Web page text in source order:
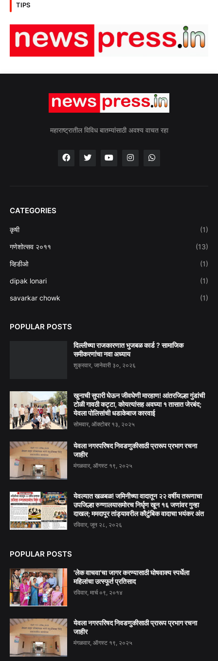
TIPS
महाराष्ट्रातील विविध बातम्यांसाठी अवश्य वाचत रहा
CATEGORIES
कृषी (1)
गणेशोत्सव २०११ (13)
व्हिडीओ (1)
dipak lonari (1)
savarkar chowk (1)
POPULAR POSTS
दिल्लीच्या राजकारणात भुजबळ कार्ड ? सामाजिक
समीकरणांचा नवा अध्याय
शुक्रवार, जानेवारी ३०, २०२६
खुनाची सुपारी घेऊन जीवघेणी मारहाण! आंतरजिल्हा गुंडांची
टोळी गावठी कट्टा, कोयत्यांसह अवघ्या १ तासात जेरबंद;
येवला पोलिसांची धडाकेबाज कारवाई
सोमवार, ऑक्टोबर १३, २०२५
येवला नगरपरिषद निवडणुकीसाठी प्रारूप प्रभाग रचना
जाहीर
मंगळवार, ऑगस्ट १९, २०२५
येवल्यात खळबळ! जमिनीच्या वादातून २२ वर्षीय तरूणाचा
उपजिल्हा रुग्णालयासमोरच निर्घृण खून १६ जणांवर गुन्हा
दाखल; ममदापूर तांड्यावरील कौटुंबिक वादाचा भयंकर अंत
रविवार, जून २८, २०२६
POPULAR POSTS
'लेक वाचवा'चा जागर करण्यासाठी घोषवाक्य स्पर्धेला
महिलांचा उत्स्फूर्त प्रतिसाद
रविवार, मार्च ०९, २०१४
येवला नगरपरिषद निवडणुकीसाठी प्रारूप प्रभाग रचना
जाहीर
मंगळवार, ऑगस्ट १९, २०२५